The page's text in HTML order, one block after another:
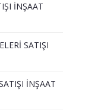
İNŞAAT
SATIŞI
İNŞAAT